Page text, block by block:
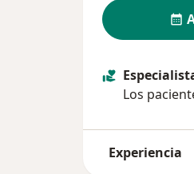
Los
Experiencia